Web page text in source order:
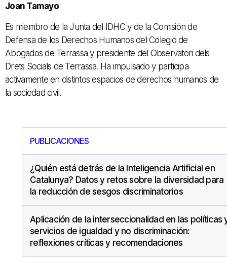
Joan Tamayo
Es miembro de la Junta del IDHC y de la Comisión de
Defensa de los Derechos Humanos del Colegio de
Abogados de Terrassa y presidente del Observatori dels
Drets Socials de Terrassa. Ha impulsado y participa
activamente en distintos espacios de derechos humanos de
la sociedad civil.​
PUBLICACIONES
¿Quién está detrás de la Inteligencia Artificial en
Catalunya? Datos y retos sobre la diversidad para
la reducción de sesgos discriminatorios
Aplicación de la interseccionalidad en las políticas
servicios de igualdad y no discriminación:
reflexiones críticas y recomendaciones